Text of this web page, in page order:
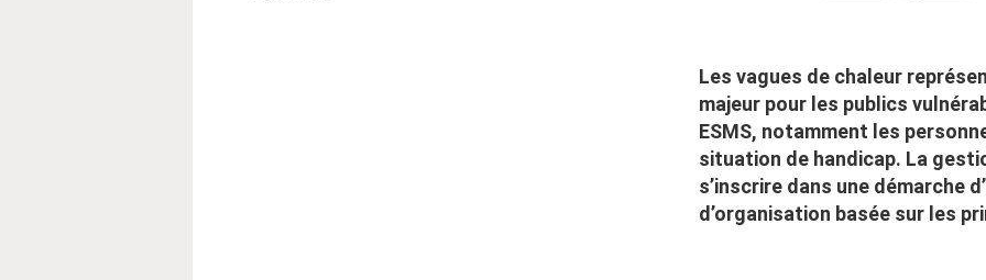
Les vagues de chaleur
majeur pour les publics
ESMS, notamment les
situation de handicap. La
s’inscrire dans une démarche
d’organisation basée sur les